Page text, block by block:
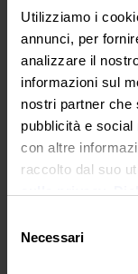
Utilizziamo i
annunci, per
analizzare il
informazioni sul
nostri partner che
pubblicità e
con altre
raccolto dal suo
delNecessari
Eppure
manifesto sulla
perché l’estetica
Malinconia col
«Tonight
aiutanti à la Sam
soprannaturale
tatuaggi fluo
come la
di dovunque, a
supplenti e a